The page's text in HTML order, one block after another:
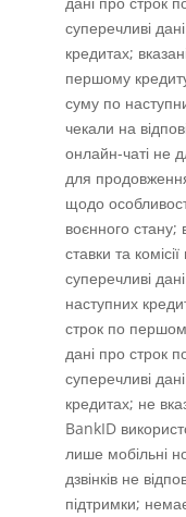
суперечливі
кредитах;
першому
суму по
чекали на
онлайн-чаті не
для
щодо
воєнного стану;
ставки та
суперечливі
наступних
строк по
дані про строк
суперечливі
кредитах; не
BankID
лише мобільні
дзвінків не
підтримки;